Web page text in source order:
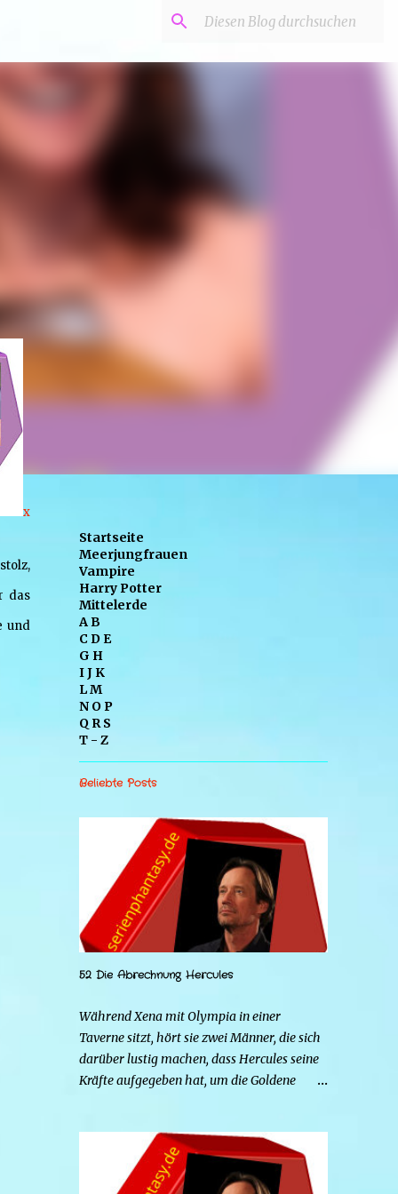
x
das
und
Startseite
Meerjungfrauen
Vampire
Harry Potter
Mittelerde
A B
C D E
G H
I J K
L M
N O P
Q R S
T - Z
Beliebte Posts
52 Die Abrechnung Hercules
Während Xena mit Olympia in einer
Taverne sitzt, hört sie zwei Männer, die sich
darüber lustig machen, dass Hercules seine
Kräfte aufgegeben hat, um die Goldene
Grund zu gehen. Tatsächlich handelt es sich
bei den beiden Männern um Mars und Strife.
Serena ist glücklich mit ihrem neuen Leben